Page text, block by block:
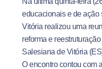
educacionais e de
Vitória realizou uma
reforma e
Salesiana de Vitória
O encontro contou com